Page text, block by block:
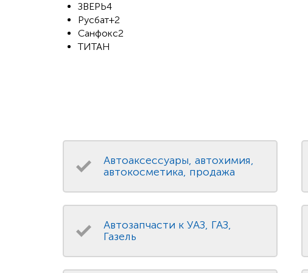
ЗВЕРЬ4
Русбат+2
Санфокс2
ТИТАН
Автоаксессуары, автохимия,
автокосметика, продажа
Автозапчасти к УАЗ, ГАЗ,
Газель